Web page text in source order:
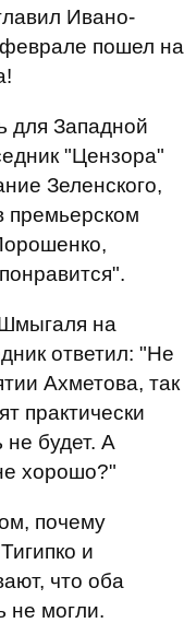
Ивано-
пошел на
для Западной
"Цензора"
Зеленского,
премьерском
на
ответил: "Не
Ахметова, так
практически
будет. А
хорошо?"
почему
и
что оба
не могли.